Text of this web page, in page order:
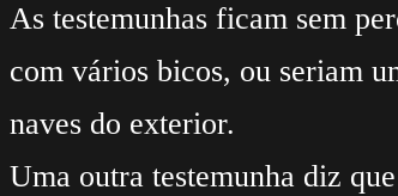
As testemunhas ficam sem
com vários bicos, ou seriam
naves do exterior.
Uma outra testemunha diz